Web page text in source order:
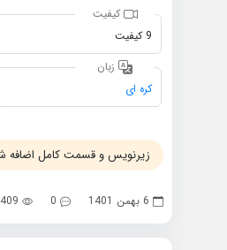
کیفیت
9 کیفیت
زبان
کره ای
زیرنویس و قسمت کامل اضافه
6 بهمن 1401 0 409 بازدید